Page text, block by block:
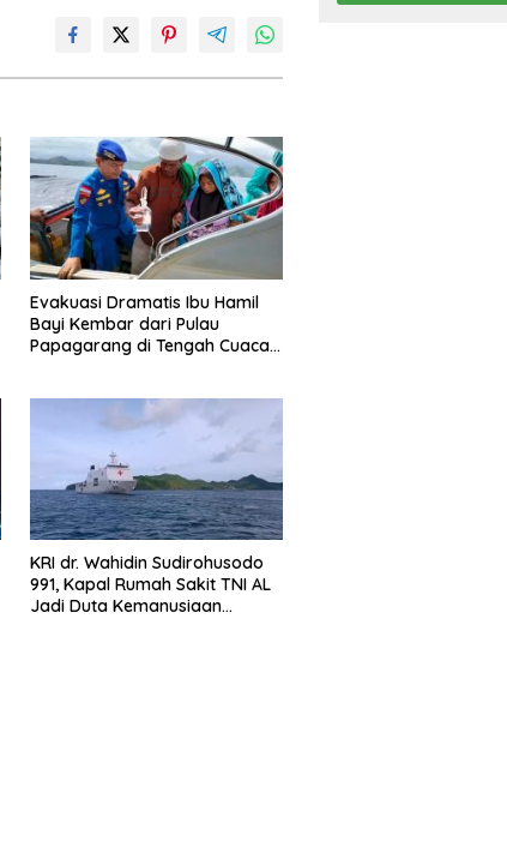
Evakuasi Dramatis Ibu Hamil
Bayi Kembar dari Pulau
Papagarang di Tengah Cuaca
KRI dr. Wahidin Sudirohusodo
991, Kapal Rumah Sakit TNI AL
Jadi Duta Kemanusiaan